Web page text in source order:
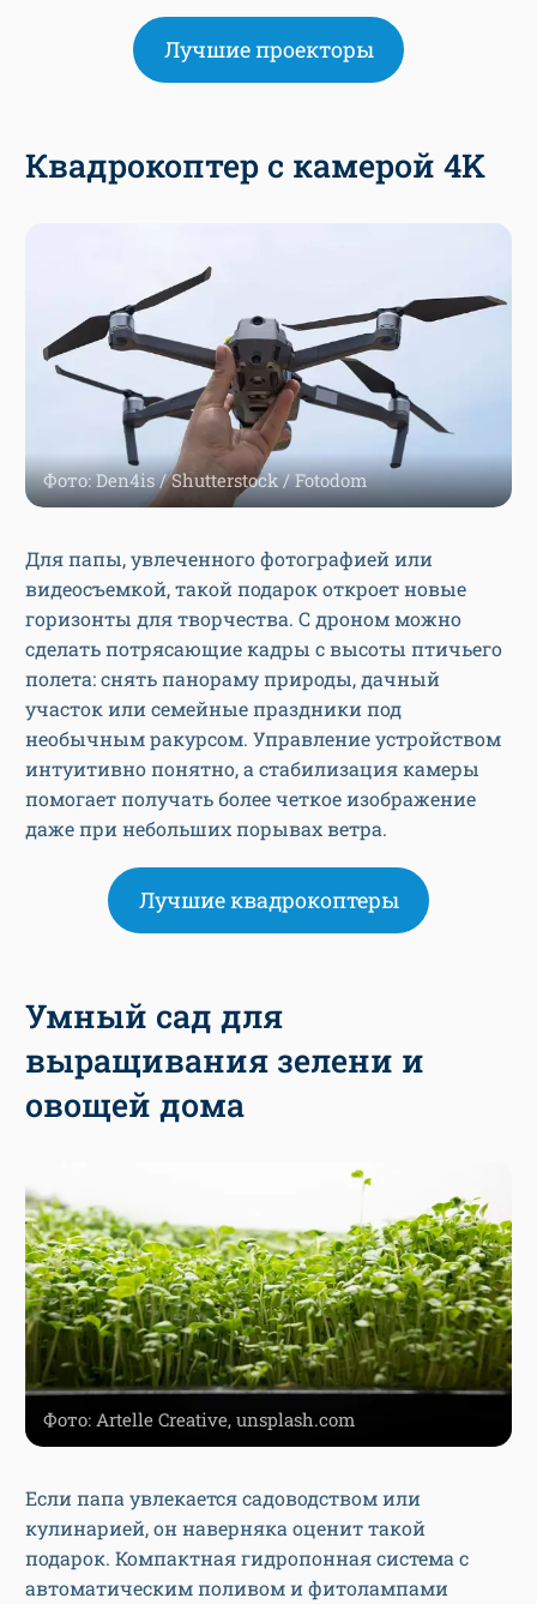
Лучшие проекторы
Квадрокоптер с камерой 4K
Фото: Den4is / Shutterstock / Fotodom
Для папы, увлеченного фотографией или
видеосъемкой, такой подарок откроет новые
горизонты для творчества. С дроном можно
сделать потрясающие кадры с высоты птичьего
полета: снять панораму природы, дачный
участок или семейные праздники под
необычным ракурсом. Управление устройством
интуитивно понятно, а стабилизация камеры
помогает получать более четкое изображение
даже при небольших порывах ветра.
Лучшие квадрокоптеры
Умный сад для
выращивания зелени и
овощей дома
Фото: Artelle Creative, unsplash.com
Если папа увлекается садоводством или
кулинарией, он наверняка оценит такой
подарок. Компактная гидропонная система с
автоматическим поливом и фитолампами